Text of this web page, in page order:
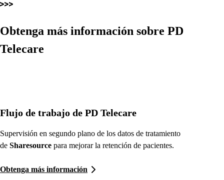
Obtenga más información sobre PD
Telecare
Flujo de trabajo de PD Telecare
Supervisión en segundo plano de los datos de tratamiento
de Sharesource para mejorar la retención de pacientes.
Obtenga más información